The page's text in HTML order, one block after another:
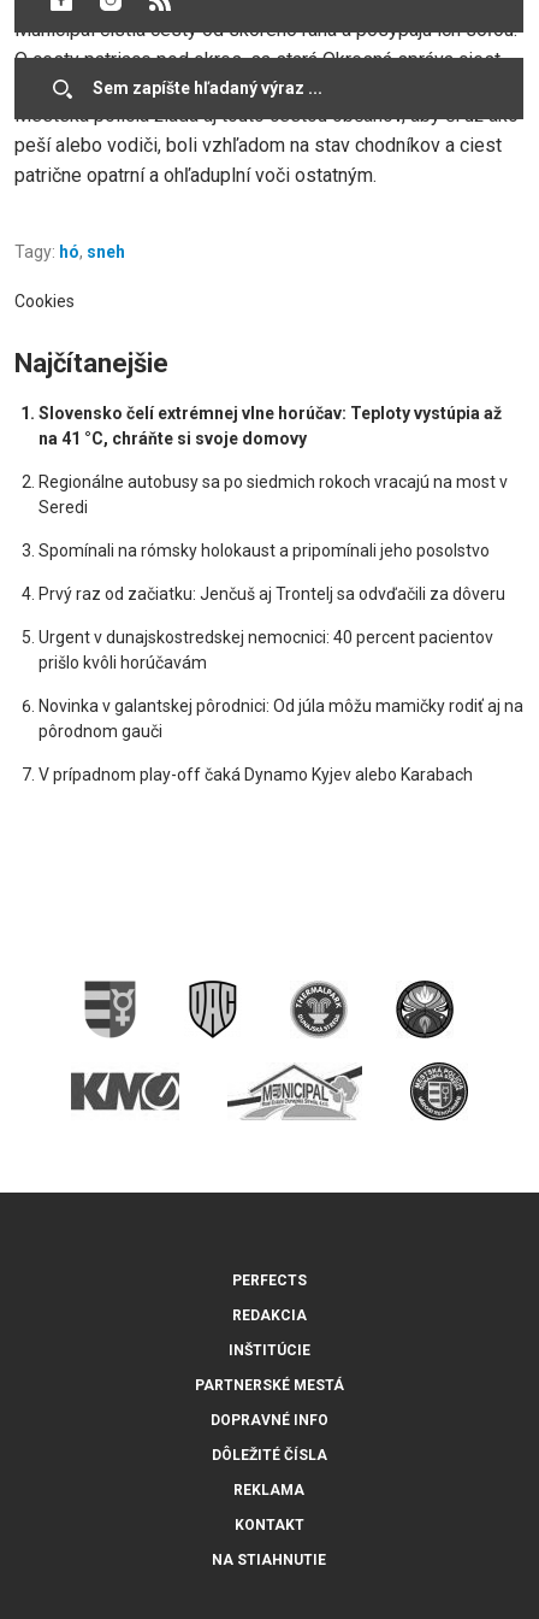
Municipal čistia cesty od skorého rána a posýpajú ich soľou.
O cesty patriace pod okres, sa stará Okresná správa ciest.
Mestská polícia žiada aj touto cestou občanov, aby či už ako
peší alebo vodiči, boli vzhľadom na stav chodníkov a ciest
patrične opatrní a ohľaduplní voči ostatným.
Tagy: hó, sneh
Cookies
Najčítanejšie
Slovensko čelí extrémnej vlne horúčav: Teploty vystúpia až
na 41 °C, chráňte si svoje domovy
Regionálne autobusy sa po siedmich rokoch vracajú na most v
Seredi
Spomínali na rómsky holokaust a pripomínali jeho posolstvo
Prvý raz od začiatku: Jenčuš aj Trontelj sa odvďačili za dôveru
Urgent v dunajskostredskej nemocnici: 40 percent pacientov
prišlo kvôli horúčavám
Novinka v galantskej pôrodnici: Od júla môžu mamičky rodiť aj na
pôrodnom gauči
V prípadnom play-off čaká Dynamo Kyjev alebo Karabach
PERFECTS
REDAKCIA
INŠTITÚCIE
PARTNERSKÉ MESTÁ
DOPRAVNÉ INFO
DÔLEŽITÉ ČÍSLA
REKLAMA
KONTAKT
NA STIAHNUTIE